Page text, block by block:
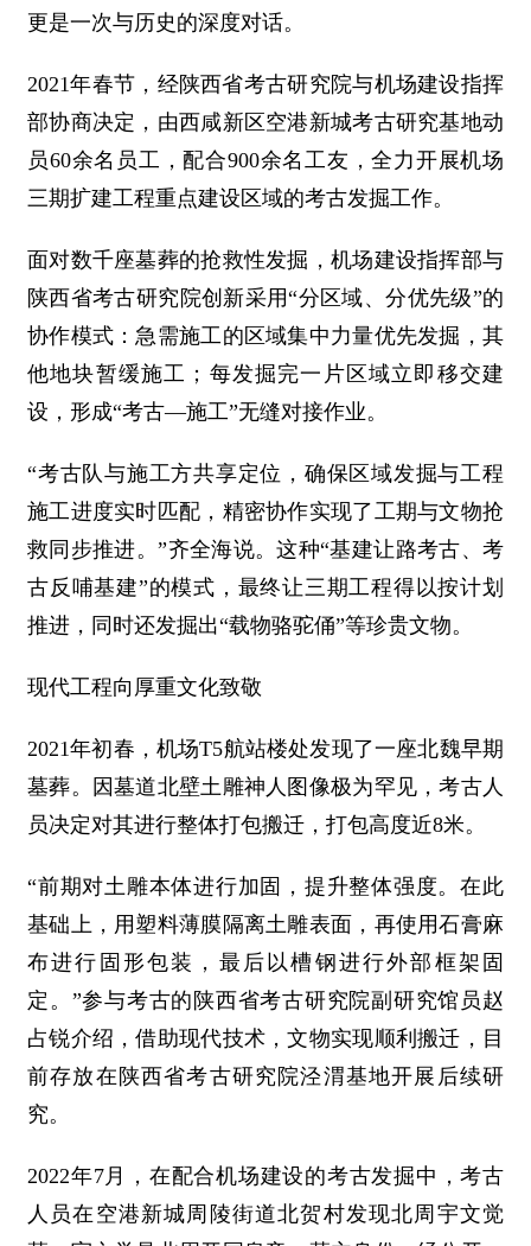
更是一次与历史的深度对话。
2021年春节，经陕西省考古研究院与机场建设指挥
部协商决定，由西咸新区空港新城考古研究基地动
员60余名员工，配合900余名工友，全力开展机场
三期扩建工程重点建设区域的考古发掘工作。
面对数千座墓葬的抢救性发掘，机场建设指挥部与
陕西省考古研究院创新采用“分区域、分优先级”的
协作模式：急需施工的区域集中力量优先发掘，其
他地块暂缓施工；每发掘完一片区域立即移交建
设，形成“考古—施工”无缝对接作业。
“考古队与施工方共享定位，确保区域发掘与工程
施工进度实时匹配，精密协作实现了工期与文物抢
救同步推进。”齐全海说。这种“基建让路考古、考
古反哺基建”的模式，最终让三期工程得以按计划
推进，同时还发掘出“载物骆驼俑”等珍贵文物。
现代工程向厚重文化致敬
2021年初春，机场T5航站楼处发现了一座北魏早期
墓葬。因墓道北壁土雕神人图像极为罕见，考古人
员决定对其进行整体打包搬迁，打包高度近8米。
“前期对土雕本体进行加固，提升整体强度。在此
基础上，用塑料薄膜隔离土雕表面，再使用石膏麻
布进行固形包装，最后以槽钢进行外部框架固
定。”参与考古的陕西省考古研究院副研究馆员赵
占锐介绍，借助现代技术，文物实现顺利搬迁，目
前存放在陕西省考古研究院泾渭基地开展后续研
究。
2022年7月，在配合机场建设的考古发掘中，考古
人员在空港新城周陵街道北贺村发现北周宇文觉